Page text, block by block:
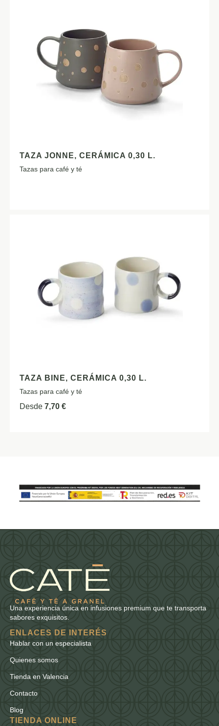
TAZA JONNE, CERÁMICA 0,30 L.
Tazas para café y té
TAZA BINE, CERÁMICA 0,30 L.
Tazas para café y té
Desde 7,70 €
Una experiencia única en infusiones premium que te transporta
sabores exquisitos.
ENLACES DE INTERÉS
Hablar con un especialista
Quienes somos
Tienda en Valencia
Contacto
Blog
TIENDA ONLINE